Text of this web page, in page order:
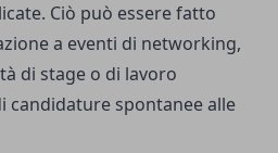
Ciò può essere fatto
a eventi di networking,
di stage o di lavoro
candidature spontanee alle